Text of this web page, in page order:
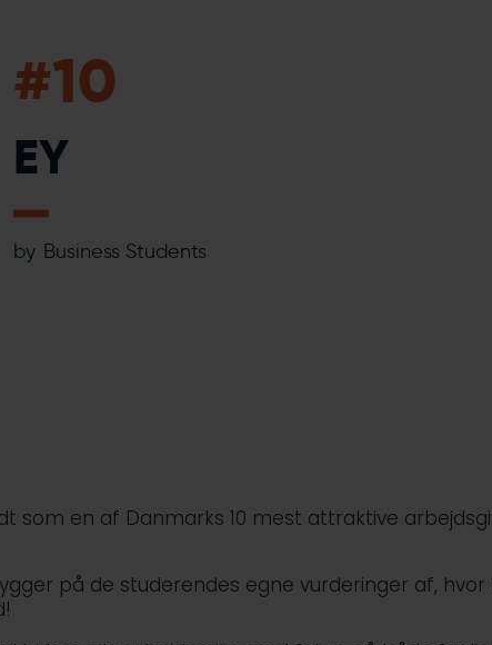
som en af Danmarks 10 mest attraktive
på de studerendes egne vurderinger af,